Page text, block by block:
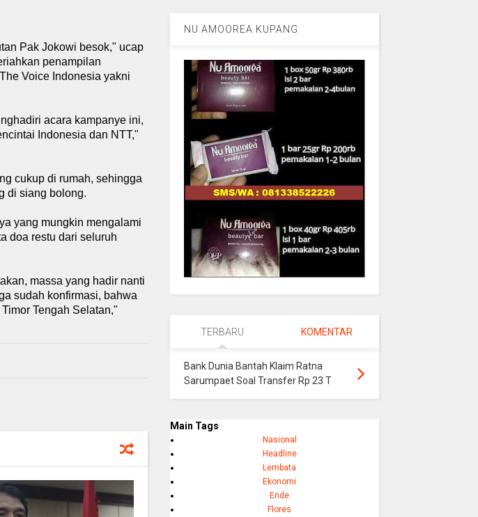
Pak Jokowi besok," ucap
penampilan
Voice Indonesia yakni
acara kampanye ini,
Indonesia dan NTT,"
cukup di rumah, sehingga
di siang bolong.
yang mungkin mengalami
doa restu dari seluruh
massa yang hadir nanti
sudah konfirmasi, bahwa
Tengah Selatan,"
NU AMOOREA KUPANG
TERBARU KOMENTAR
Bank Dunia Bantah Klaim Ratna
Sarumpaet Soal Transfer Rp 23 T
Main Tags
Nasional
Headline
Lembata
Ekonomi
Ende
Flores